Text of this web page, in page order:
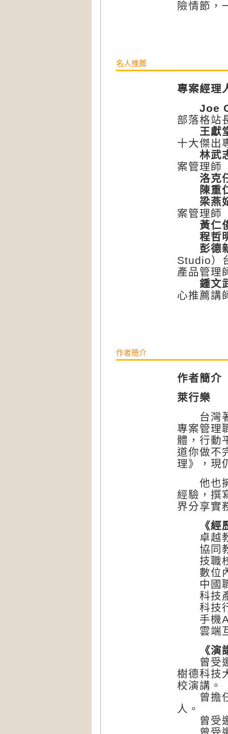
險情節，
名人推薦
專案經理
Joe
部落格站
王獻
十大傑出
林武
案管理師
洛克
陳重
梁燕
案管理師
黃仁
程哲
彭德
Studio）
產品管理
鍾文
心推薦講
作者簡介
作者簡介
萊行樂
台灣著
專案管理
體，行動
道你做不
理》，現
他也擁
經驗，撰
界分享實
《經
卓越教
協同教
技職校
數位內
中國職
科技產
科技行
手機
雲端互
《演
曾受邀
樹德科技
校演講。
曾擔任
人。
曾受邀